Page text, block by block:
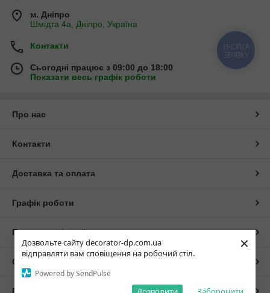
Дозвольте сайту decorator-dp.com.ua
відправляти вам сповіщення на робочий стіл.
Powered by SendPulse
×
м. Дніпро
Шмідта 4а, Дніпро, Україна
Контакти
Сьогодні працює з 09:00 до 18:00
Показати весь графік роботи
Про нас
Контакти
Доставка та оплата
Графік роботи
Повна версія сайту
Сайт створено на маркетплейсі
ЗВ'ЯЗКУ